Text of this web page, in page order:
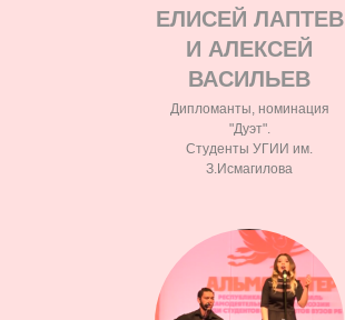
ЕЛИСЕЙ ЛАПТЕВ
И АЛЕКСЕЙ
ВАСИЛЬЕВ
Дипломанты, номинация
"Дуэт".
Студенты УГИИ им.
З.Исмагилова